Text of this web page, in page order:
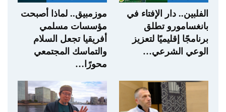
الفلبين.. دار الإفتاء في
بانغسامورو تطلق
برنامجًا إقليميًا لتعزيز
الوعي الشرعي…
موزمبيق.. لماذا أصبحت
مؤسسات مسلمي
أفريقيا تجعل السلام
والتماسك المجتمعي
محورًا…